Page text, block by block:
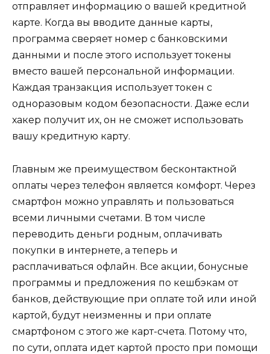
отправляет информацию о вашей кредитной
карте. Когда вы вводите данные карты,
программа сверяет номер с банковскими
данными и после этого использует токены
вместо вашей персональной информации.
Каждая транзакция использует токен с
одноразовым кодом безопасности. Даже если
хакер получит их, он не сможет использовать
вашу кредитную карту.
Главным же преимуществом бесконтактной
оплаты через телефон является комфорт. Через
смартфон можно управлять и пользоваться
всеми личными счетами. В том числе
переводить деньги родным, оплачивать
покупки в интернете, а теперь и
расплачиваться офлайн. Все акции, бонусные
программы и предложения по кешбэкам от
банков, действующие при оплате той или иной
картой, будут неизменны и при оплате
смартфоном с этого же карт-счета. Потому что,
по сути, оплата идет картой просто при помощи